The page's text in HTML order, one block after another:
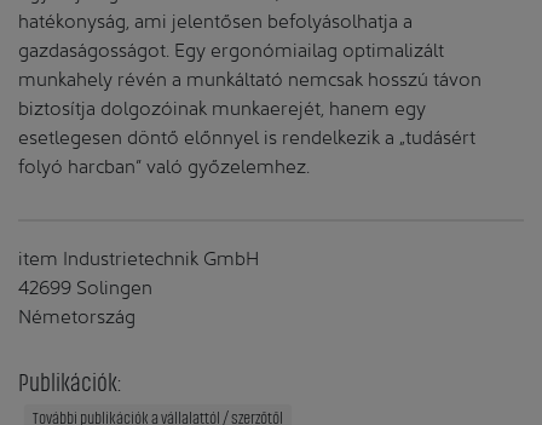
hatékonyság, ami jelentősen befolyásolhatja a
gazdaságosságot. Egy ergonómiailag optimalizált
munkahely révén a munkáltató nemcsak hosszú távon
biztosítja dolgozóinak munkaerejét, hanem egy
esetlegesen döntő előnnyel is rendelkezik a „tudásért
folyó harcban” való győzelemhez.
item Industrietechnik GmbH
42699 Solingen
Németország
Publikációk:
További publikációk a vállalattól / szerzőtől